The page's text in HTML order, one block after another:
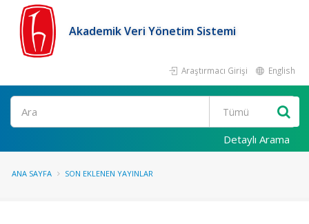
Akademik Veri Yönetim Sistemi
Araştırmacı Girişi English
Ara
Detaylı Arama
ANA SAYFA SON EKLENEN YAYINLAR